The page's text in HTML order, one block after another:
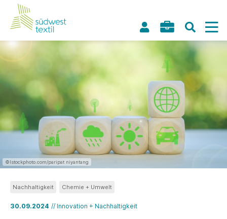
©Istockphoto.com/paripat niyantang
30.09.2024 // Innovation + Nachhaltigkeit
Nachhaltigkeit Chemie + Umwelt